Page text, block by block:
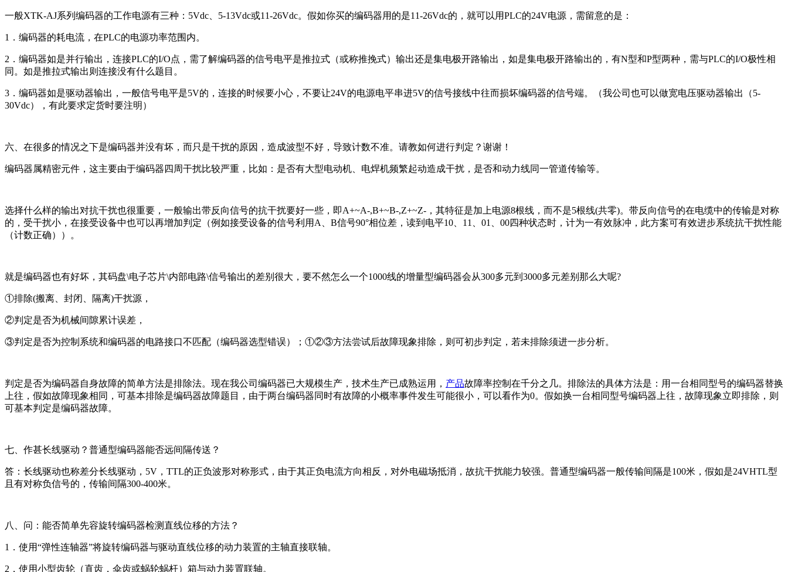
一般XTK-AJ系列 编码器的工作电源有三种：5Vdc、5-13Vdc或11-26Vdc。假如你买的编码器用的是11-26Vdc的，就可以用PLC的24V电源，需留意的是：
1．编码器的耗电流，在PLC的电源功率范围内。
2．编码器如是并行输出，连接PLC的I/O点，需了解编码器的信号电平是推拉式（或称推挽式）输出还是集电极开路输出，如是集电极开路输出的，有N型和P型两种，需与PLC的I/O极性相
同。如是推拉式输出则连接没有什么题目。
3．编码器如是驱动器输出，一般信号电平是5V的，连接的时候要小心，不要让24V的电源电平串进5V的信号接线中往而损坏编码器的信号端。（我公司也可以做宽电压驱动器输出（5-
30Vdc），有此要求定货时要注明）
六、在很多的情况之下是编码器并没有坏，而只是干扰的原因，造成波型不好，导致计数不准。请教如何进行判定？谢谢！
编码器属精密元件，这主要由于编码器四周干扰比较严重，比如：是否有大型电动机、电焊机频繁起动造成干扰，是否和动力线同一管道传输等。
选择什么样的输出对抗干扰也很重要，一般输出带反向信号的抗干扰要好一些，即A+~A-,B+~B-,Z+~Z-，其特征是加上电源8根线，而不是5根线(共零)。带反向信号的在电缆中的传输是对称
的，受干扰小，在接受设备中也可以再增加判定（例如接受设备的信号利用A、B信号90°相位差，读到电平10、11、01、00四种状态时，计为一有效脉冲，此方案可有效进步系统抗干扰性能
（计数正确））。
就是编码器也有好坏，其码盘\电子芯片\内部电路\信号输出的差别很大，要不然怎么一个1000线的增量型编码器会从300多元到3000多元差别那么大呢?
①排除(搬离、封闭、隔离)干扰源，
②判定是否为机械间隙累计误差，
③判定是否为控制系统和编码器的电路接口不匹配（编码器选型错误）；①②③方法尝试后故障现象排除，则可初步判定，若未排除须进一步分析。
判定是否为编码器自身故障的简单方法是排除法。现在我公司编码器已大规模生产，技术生产已成熟运用， 产品故障率控制在千分之几。排除法的具体方法是：用一台相同型号的编码器替换
上往，假如故障现象相同，可基本排除是编码器故障题目，由于两台编码器同时有故障的小概率事件发生可能很小，可以看作为0。假如换一台相同型号编码器上往，故障现象立即排除，则
可基本判定是编码器故障。
七、作甚长线驱动？普通型编码器能否远间隔传送？
答：长线驱动也称差分长线驱动，5V，TTL的正负波形对称形式，由于其正负电流方向相反，对外电磁场抵消，故抗干扰能力较强。普通型编码器一般传输间隔是100米，假如是24VHTL型
且有对称负信号的，传输间隔300-400米。
八、问：能否简单先容旋转编码器检测直线位移的方法？
1．使用“弹性连轴器”将旋转编码器与驱动直线位移的动力装置的主轴直接联轴。
2．使用小型齿轮（直齿，伞齿或蜗轮蜗杆）箱与动力装置联轴。